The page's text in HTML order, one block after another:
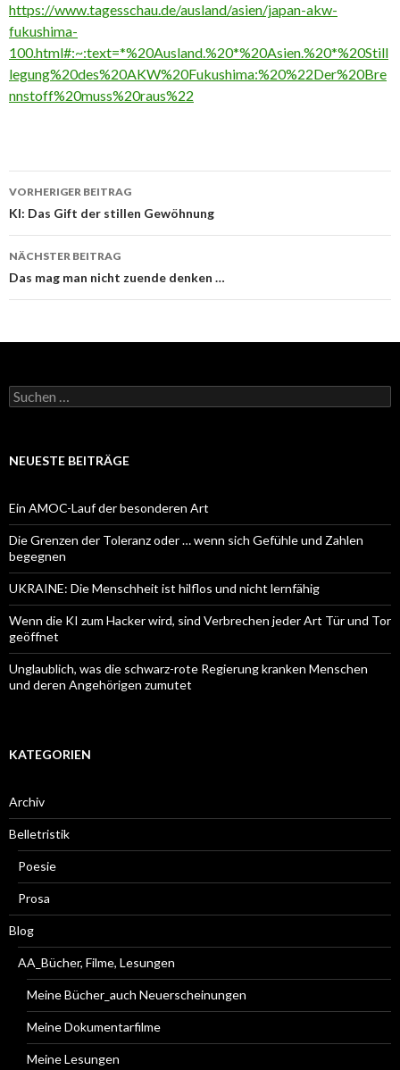
https://www.tagesschau.de/ausland/asien/japan-akw-
fukushima-
100.html#:~:text=*%20Ausland.%20*%20Asien.%20*%20Still
legung%20des%20AKW%20Fukushima:%20%22Der%20Bre
nnstoff%20muss%20raus%22
Beitrags-
Navigation
VORHERIGER BEITRAG
KI: Das Gift der stillen Gewöhnung
NÄCHSTER BEITRAG
Das mag man nicht zuende denken …
Suchen
nach:
NEUESTE BEITRÄGE
Ein AMOC-Lauf der besonderen Art
Die Grenzen der Toleranz oder … wenn sich Gefühle und Zahlen
begegnen
UKRAINE: Die Menschheit ist hilflos und nicht lernfähig
Wenn die KI zum Hacker wird, sind Verbrechen jeder Art Tür und Tor
geöffnet
Unglaublich, was die schwarz-rote Regierung kranken Menschen
und deren Angehörigen zumutet
KATEGORIEN
Archiv
Belletristik
Poesie
Prosa
Blog
AA_Bücher, Filme, Lesungen
Meine Bücher_auch Neuerscheinungen
Meine Dokumentarfilme
Meine Lesungen